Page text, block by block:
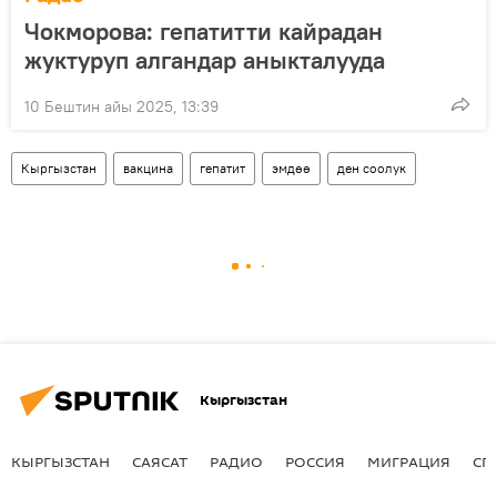
Чокморова: гепатитти кайрадан
жуктуруп алгандар аныкталууда
10 Бештин айы 2025, 13:39
Кыргызстан вакцина гепатит эмдөө ден соолук
Кыргызстан
КЫРГЫЗСТАН САЯСАТ РАДИО РОССИЯ МИГРАЦИЯ